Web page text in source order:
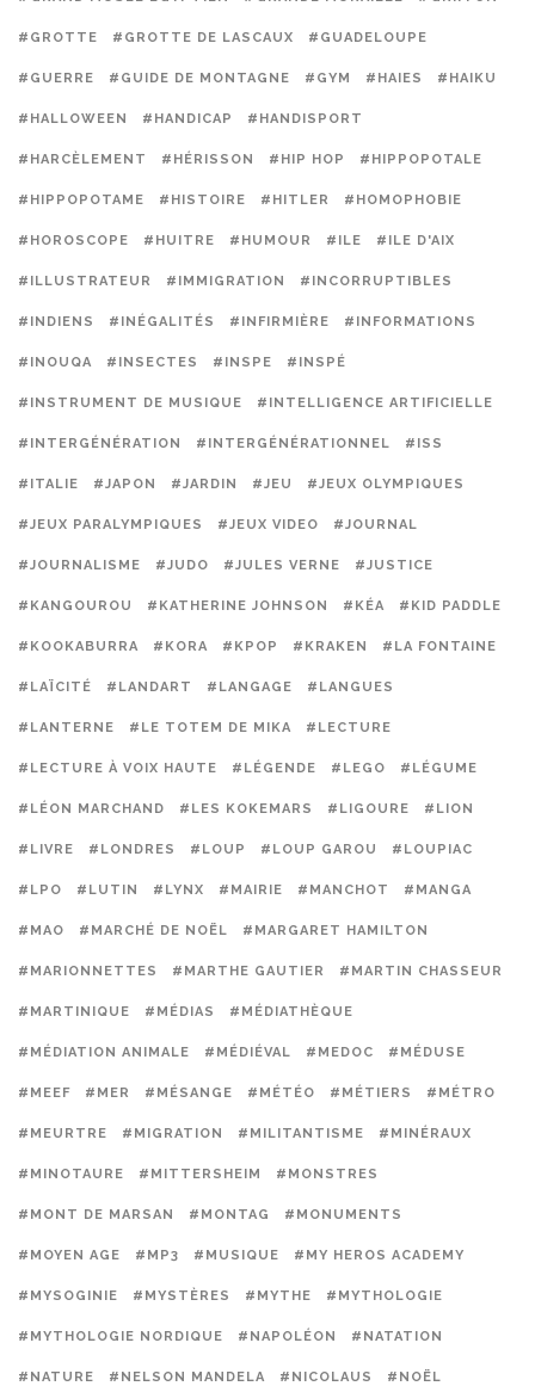
#GROTTE #GROTTE DE LASCAUX #GUADELOUPE
#GUERRE #GUIDE DE MONTAGNE #GYM #HAIES #HAIKU
#HALLOWEEN #HANDICAP #HANDISPORT
#HARCÈLEMENT #HÉRISSON #HIP HOP #HIPPOPOTALE
#HIPPOPOTAME #HISTOIRE #HITLER #HOMOPHOBIE
#HOROSCOPE #HUITRE #HUMOUR #ILE #ILE D'AIX
#ILLUSTRATEUR #IMMIGRATION #INCORRUPTIBLES
#INDIENS #INÉGALITÉS #INFIRMIÈRE #INFORMATIONS
#INOUQA #INSECTES #INSPE #INSPÉ
#INSTRUMENT DE MUSIQUE #INTELLIGENCE ARTIFICIELLE
#INTERGÉNÉRATION #INTERGÉNÉRATIONNEL #ISS
#ITALIE #JAPON #JARDIN #JEU #JEUX OLYMPIQUES
#JEUX PARALYMPIQUES #JEUX VIDEO #JOURNAL
#JOURNALISME #JUDO #JULES VERNE #JUSTICE
#KANGOUROU #KATHERINE JOHNSON #KÉA #KID PADDLE
#KOOKABURRA #KORA #KPOP #KRAKEN #LA FONTAINE
#LAÏCITÉ #LANDART #LANGAGE #LANGUES
#LANTERNE #LE TOTEM DE MIKA #LECTURE
#LECTURE À VOIX HAUTE #LÉGENDE #LEGO #LÉGUME
#LÉON MARCHAND #LES KOKEMARS #LIGOURE #LION
#LIVRE #LONDRES #LOUP #LOUP GAROU #LOUPIAC
#LPO #LUTIN #LYNX #MAIRIE #MANCHOT #MANGA
#MAO #MARCHÉ DE NOËL #MARGARET HAMILTON
#MARIONNETTES #MARTHE GAUTIER #MARTIN CHASSEUR
#MARTINIQUE #MÉDIAS #MÉDIATHÈQUE
#MÉDIATION ANIMALE #MÉDIÉVAL #MEDOC #MÉDUSE
#MEEF #MER #MÉSANGE #MÉTÉO #MÉTIERS #MÉTRO
#MEURTRE #MIGRATION #MILITANTISME #MINÉRAUX
#MINOTAURE #MITTERSHEIM #MONSTRES
#MONT DE MARSAN #MONTAG #MONUMENTS
#MOYEN AGE #MP3 #MUSIQUE #MY HEROS ACADEMY
#MYSOGINIE #MYSTÈRES #MYTHE #MYTHOLOGIE
#MYTHOLOGIE NORDIQUE #NAPOLÉON #NATATION
#NATURE #NELSON MANDELA #NICOLAUS #NOËL